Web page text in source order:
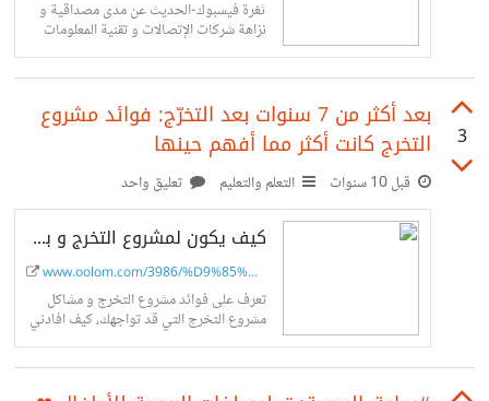
ثغرة فيسبوك-الحديث عن مدى مصداقية و
نزاهة شركات الإتصالات و تقنية المعلومات
من الأحاديث التي يكثُر حولها اللغط هذه
3
بعد أكثر من 7 سنوات بعد التخرّج: فوائد مشروع
التخرج كانت أكثر مما أفهم حينها
قبل 10 سنوات التعلم والتعليم تعليق واحد
كيف يكون لمشروع التخرج و بحثه و مناقشة المشروع أثرٌ عظيم على مستقبلك ؟!!
www.oolom.com/3986/%D9%85%D8%B...
تعرف على فوائد مشروع التخرج و مشاكل
مشروع التخرج التي قد تواجهك، كيف افادني
العمل في تطوير مشروع التخرج في نظم